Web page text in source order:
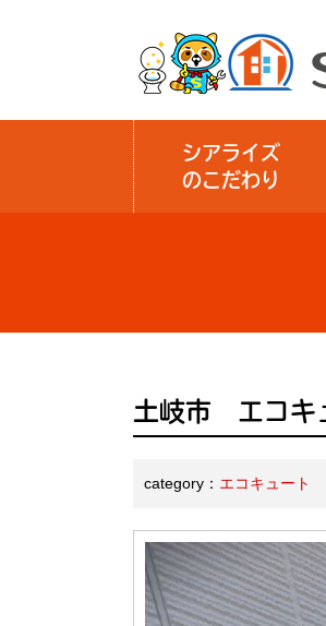
シアライズ
のこだわり
土岐市 エコキ
category： エコキュート